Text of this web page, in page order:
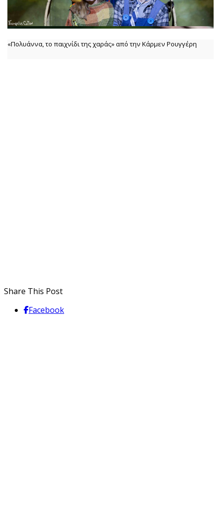
«Πολυάννα, το παιχνίδι της χαράς» από την Κάρμεν Ρουγγέρη
Share This Post
Facebook